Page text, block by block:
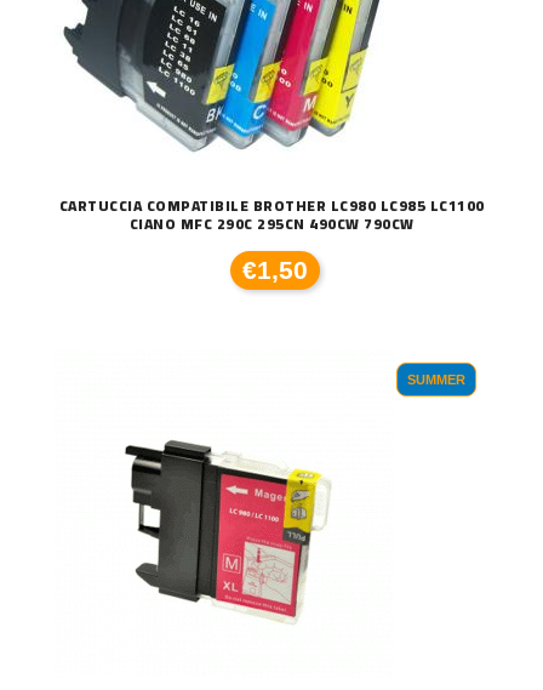
CARTUCCIA COMPATIBILE BROTHER LC980 LC985 LC1100
CIANO MFC 290C 295CN 490CW 790CW
€1,50
SUMMER